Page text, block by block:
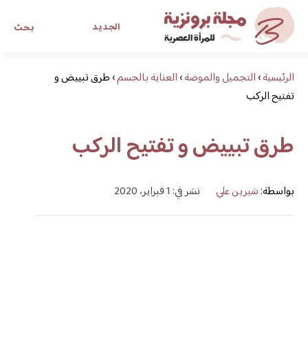
بحث الجديد
مجلة برونزية للفتاة العصريةالرئيسية›التجميل والموضة›العناية بالجسم›طرق تبييض و
تفتيح الركب
طرق تبييض و تفتيح الركب
بواسطة:شيرين علي نشر في: 1 فبراير، 2020